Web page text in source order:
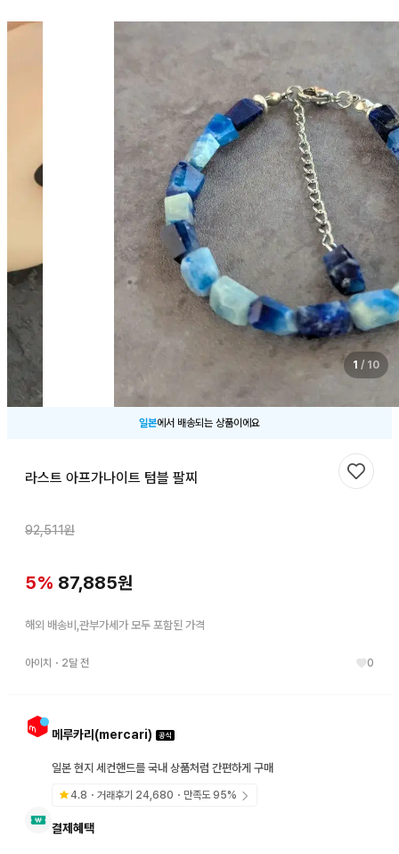
1 / 10
일본에서 배송되는 상품이에요
라스트 아프가나이트 텀블 팔찌
92,511원
5% 87,885원
해외 배송비,관부가세가 모두 포함된 가격
아이치 ・ 2달 전 0
메루카리(mercari)
일본 현지 세컨핸드를 국내 상품처럼 간편하게 구매
4.8 ・거래후기 24,680 ・만족도95%
결제혜택
찜하기